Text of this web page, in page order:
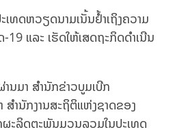
ທດຫວຽດນາມເນັ້ນຢ້ຳເຖິງຄວາມ
19 ແລະ ເຮັດໃຫ້ເສດຖະກິດດຳເນີນ
ມາ ສຳນັກຂ່າວບູມເບີກ
ຳນັກງານສະຖິຕິແຫ່ງຊາດຂອງ
ະລິດຕະພັນມວນລວມໃນປະເທດ